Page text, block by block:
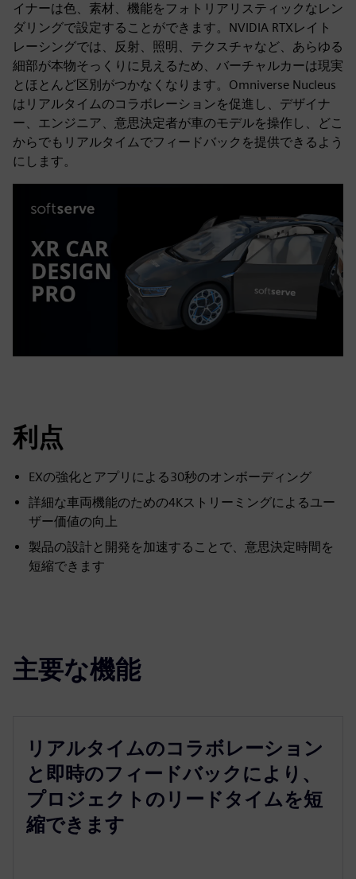
イナーは色、素材、機能をフォトリアリスティックなレン
ダリングで設定することができます。NVIDIA RTXレイト
レーシングでは、反射、照明、テクスチャなど、あらゆる
細部が本物そっくりに見えるため、バーチャルカーは現実
とほとんど区別がつかなくなります。Omniverse Nucleus
はリアルタイムのコラボレーションを促進し、デザイナ
ー、エンジニア、意思決定者が車のモデルを操作し、どこ
からでもリアルタイムでフィードバックを提供できるよう
にします。
利点
EXの強化とアプリによる30秒のオンボーディング
詳細な車両機能のための4Kストリーミングによるユー
ザー価値の向上
製品の設計と開発を加速することで、意思決定時間を
短縮できます
主要な機能
リアルタイムのコラボレーション
と即時のフィードバックにより、
プロジェクトのリードタイムを短
縮できます